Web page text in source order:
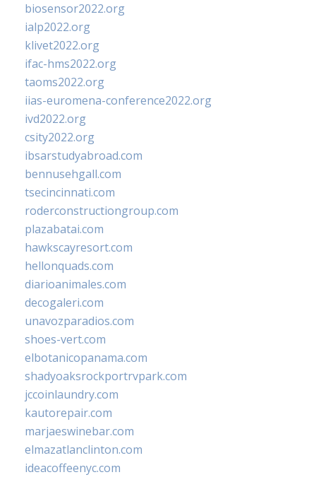
biosensor2022.org
ialp2022.org
klivet2022.org
ifac-hms2022.org
taoms2022.org
iias-euromena-conference2022.org
ivd2022.org
csity2022.org
ibsarstudyabroad.com
bennusehgall.com
tsecincinnati.com
roderconstructiongroup.com
plazabatai.com
hawkscayresort.com
hellonquads.com
diarioanimales.com
decogaleri.com
unavozparadios.com
shoes-vert.com
elbotanicopanama.com
shadyoaksrockportrvpark.com
jccoinlaundry.com
kautorepair.com
marjaeswinebar.com
elmazatlanclinton.com
ideacoffeenyc.com